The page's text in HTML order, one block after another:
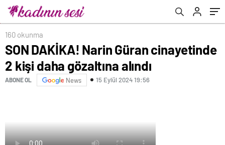
160 okunma
SON DAKİKA! Narin Güran cinayetinde
2 kişi daha gözaltına alındı
ABONE OL News 15 Eylül 2024 19:56